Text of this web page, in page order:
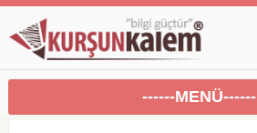
------MENÜ------